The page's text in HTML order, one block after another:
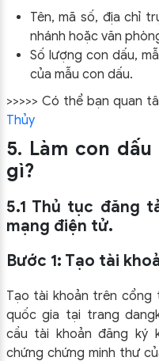
Tên, mã số, địa chỉ
nhánh hoặc văn
Số lượng con dấu,
của mẫu con dấu.
>>>>> Có thể bạn quan
Thủy
5. Làm con
gì?
5.1 Thủ tục đăng
mạng điện tử.
Bước 1: Tạo tài
Tạo tài khoản trên cổng
quốc gia tại trang
cầu tài khoản đăng ký
chứng chứng minh thư